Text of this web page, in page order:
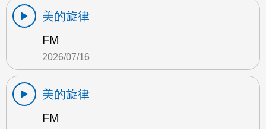
美的旋律
FM
2026/07/16
美的旋律
FM